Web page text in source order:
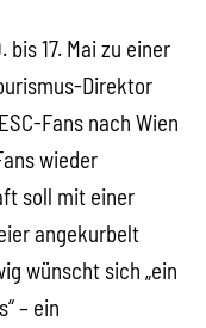
bis 17. Mai zu einer
Direktor
Fans nach Wien
wieder
soll mit einer
angekurbelt
wünscht sich „ein
– ein